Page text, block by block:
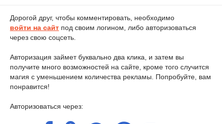
Дорогой друг, чтобы комментировать, необходимо
войти на сайт под своим логином, либо авторизоваться
через свою соцсеть.
Авторизация займет буквально два клика, и затем вы
получите много возможностей на сайте, кроме того случится
магия с уменьшением количества рекламы. Попробуйте, вам
понравится!
Авторизоваться через: